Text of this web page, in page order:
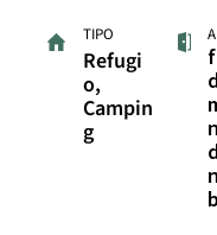
TIPO
Refugi
o,
Campin
g